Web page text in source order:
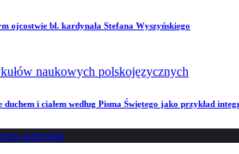
ojcostwie bł. kardynała Stefana Wyszyńskiego
naukowych polskojęzycznych
duchem i ciałem według Pisma Świętego jako przykład